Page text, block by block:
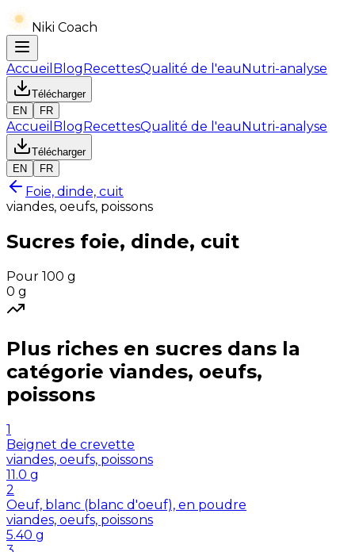
Niki Coach
Accueil BlogRecettesQualité de l'eauNutri-analyse
Télécharger
EN
FR
Accueil BlogRecettesQualité de l'eauNutri-analyse
Télécharger
EN
FR
Foie, dinde, cuit
viandes, oeufs, poissons
Sucres foie, dinde, cuit
Pour 100 g
0 g
Plus riches en sucres dans la
catégorie viandes, oeufs,
poissons
1
Beignet de crevette
viandes, oeufs, poissons
11.0 g
2
Oeuf, blanc (blanc d'oeuf), en poudre
viandes, oeufs, poissons
5.40 g